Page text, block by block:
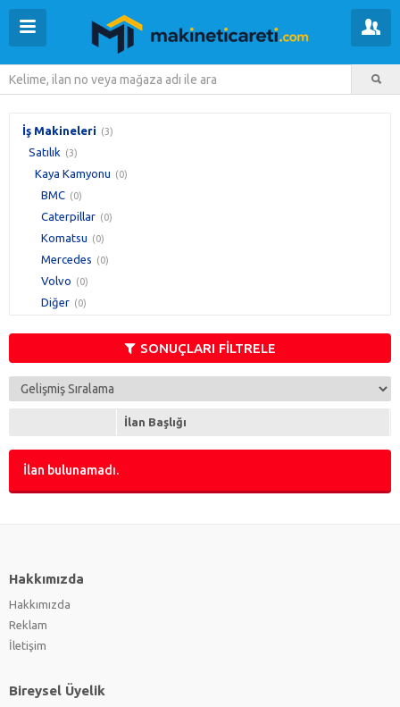
İş Makineleri (3)
Satılık (3)
Kaya Kamyonu (0)
BMC (0)
Caterpillar (0)
Komatsu (0)
Mercedes (0)
Volvo (0)
Diğer (0)
SONUÇLARI FİLTRELE
İlan Başlığı
İlan bulunamadı.
Hakkımızda
Hakkımızda
Reklam
İletişim
Bireysel Üyelik